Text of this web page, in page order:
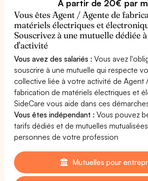
À partir de 20€ par
Vous êtes Agent / Agente de
matériels électriques et
Souscrivez à une mutuelle dédiée
d'activité
Vous avez des salariés : Vous avez
souscrire à une mutuelle qui respecte
collective liée à votre activité de Agent
fabrication de matériels électriques et
SideCare vous aide dans ces
Vous êtes indépendant : Vous pouvez
tarifs dédiés et de mutuelles
personnes de votre profession
Mutuelles pour